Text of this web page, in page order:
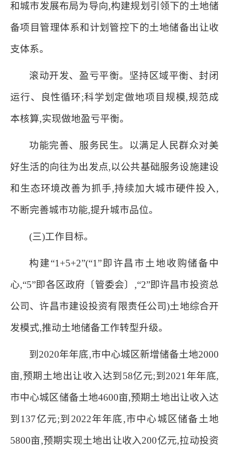
和城市发展布局为导向,构建规划引领下的土地储
备项目管理体系和计划管控下的土地储备出让收
支体系。
滚动开发、盈亏平衡。坚持区域平衡、封闭
运行、良性循环;科学划定做地项目规模,规范成
本核算,实现做地盈亏平衡。
功能完善、服务民生。以满足人民群众对美
好生活的向往为出发点,以公共基础服务设施建设
和生态环境改善为抓手,持续加大城市硬件投入,
不断完善城市功能,提升城市品位。
(三)工作目标。
构建“1+5+2”(“1”即许昌市土地收购储备中
心,“5”即各区政府〔管委会〕,“2”即许昌市投资总
公司、许昌市建设投资有限责任公司)土地综合开
发模式,推动土地储备工作转型升级。
到2020年年底,市中心城区新增储备土地2000
亩,预期土地出让收入达到58亿元;到2021年年底,
市中心城区储备土地4600亩,预期土地出让收入达
到137亿元;到2022年年底,市中心城区储备土地
5800亩,预期实现土地出让收入200亿元,拉动投资